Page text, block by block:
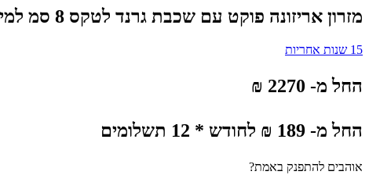
מזרון אריזונה פוקט עם שכבת גרנד לטקס 8 סמ למיטה וחצי
15 שנות אחריות
החל מ- 2270 ₪
החל מ- 189 ₪ לחודש * 12 תשלומים
אוהבים להתפנק באמת?